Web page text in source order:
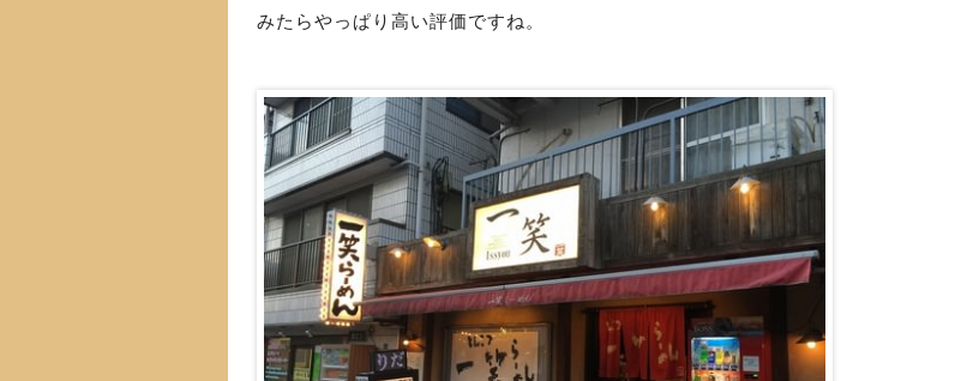
みたらやっぱり高い評価ですね。